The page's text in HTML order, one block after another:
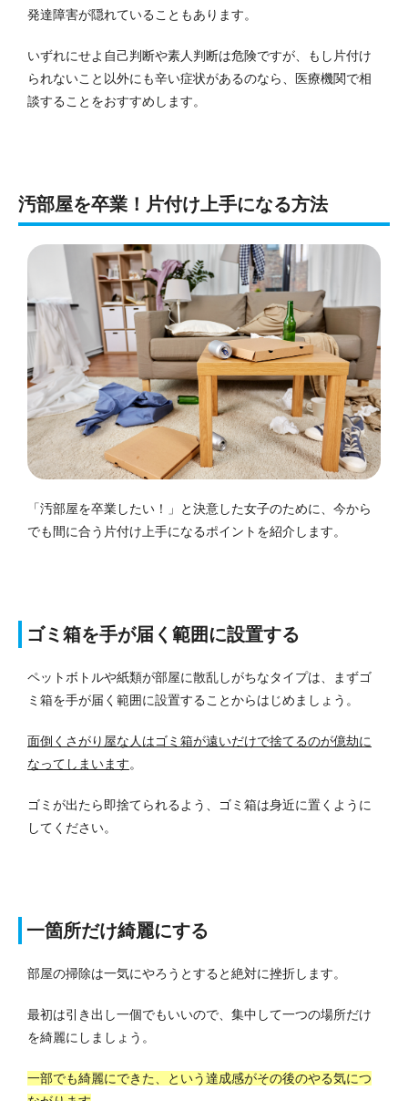
発達障害が隠れていることもあります。
いずれにせよ自己判断や素人判断は危険ですが、もし片付け
られないこと以外にも辛い症状があるのなら、医療機関で相
談することをおすすめします。
汚部屋を卒業！片付け上手になる方法
「汚部屋を卒業したい！」と決意した女子のために、今から
でも間に合う片付け上手になるポイントを紹介します。
ゴミ箱を手が届く範囲に設置する
ペットボトルや紙類が部屋に散乱しがちなタイプは、まずゴ
ミ箱を手が届く範囲に設置することからはじめましょう。
面倒くさがり屋な人はゴミ箱が遠いだけで捨てるのが億劫に
なってしまいます。
ゴミが出たら即捨てられるよう、ゴミ箱は身近に置くように
してください。
一箇所だけ綺麗にする
部屋の掃除は一気にやろうとすると絶対に挫折します。
最初は引き出し一個でもいいので、集中して一つの場所だけ
を綺麗にしましょう。
一部でも綺麗にできた、という達成感がその後のやる気につ